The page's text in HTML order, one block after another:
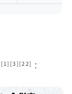
[1][3][22] ：